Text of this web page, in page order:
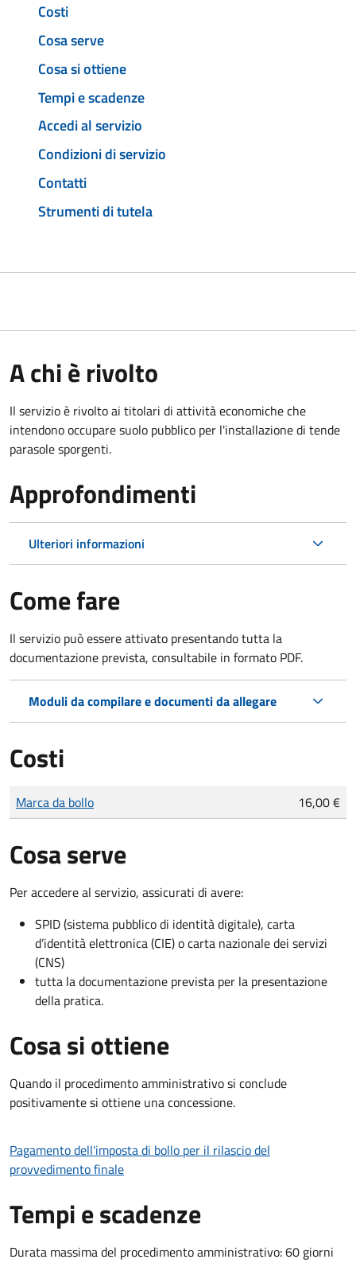
Costi
Cosa serve
Cosa si ottiene
Tempi e scadenze
Accedi al servizio
Condizioni di servizio
Contatti
Strumenti di tutela
A chi è rivolto
Il servizio è rivolto ai titolari di attività economiche che
intendono occupare suolo pubblico per l'installazione di tende
parasole sporgenti.
Approfondimenti
Ulteriori informazioni
Come fare
Il servizio può essere attivato presentando tutta la
documentazione prevista, consultabile in formato PDF.
Moduli da compilare e documenti da allegare
Costi
Tipo di pagamento
Importo
Marca da bollo 16,00 €
Cosa serve
Per accedere al servizio, assicurati di avere:
SPID (sistema pubblico di identità digitale), carta
d’identità elettronica (CIE) o carta nazionale dei servizi
(CNS)
tutta la documentazione prevista per la presentazione
della pratica.
Cosa si ottiene
Quando il procedimento amministrativo si conclude
positivamente si ottiene una concessione.
Pagamento dell'imposta di bollo per il rilascio del
provvedimento finale
Tempi e scadenze
Durata massima del procedimento amministrativo: 60 giorni